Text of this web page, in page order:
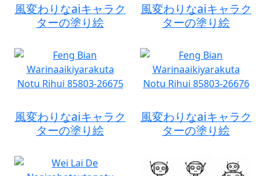
風変わりなaiキャラク
ターの塗り絵
風変わりなaiキャラク
ターの塗り絵
風変わりなaiキャラク
ターの塗り絵
風変わりなaiキャラク
ターの塗り絵